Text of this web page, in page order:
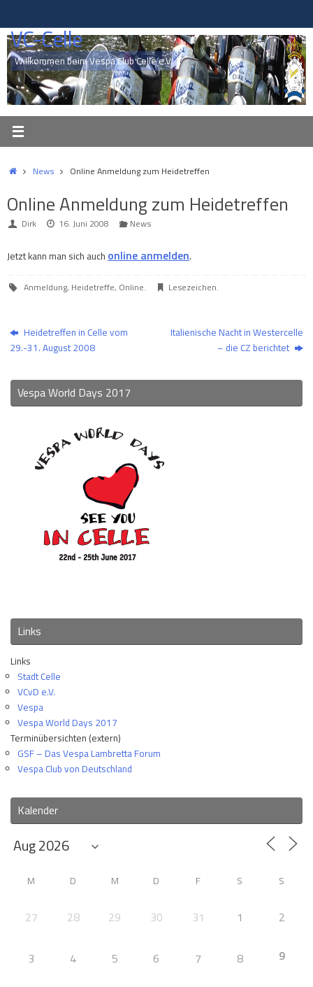
springen
VC-Celle
Willkommen beim Vespa Club Celle e.V.
StartNews Online Anmeldung zum Heidetreffen
Online Anmeldung zum Heidetreffen
Dirk 16. Juni 2008 News
Jetzt kann man sich auch online anmelden.
Anmeldung, Heidetreffe, Online. Lesezeichen.
Heidetreffen in Celle vom
29.-31. August 2008
Italienische Nacht in Westercelle
– die CZ berichtet
Vespa World Days 2017
Links
Links
Stadt Celle
VCvD e.V.
Vespa
Vespa World Days 2017
Terminübersichten (extern)
GSF – Das Vespa Lambretta Forum
Vespa Club von Deutschland
Kalender
M D M D F S S
27 28 29 30 31 1 2
3 4 5 6 7 8 9